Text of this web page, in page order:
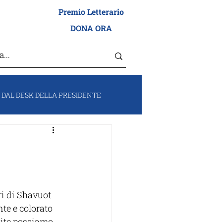
Premio Letterario
DONA ORA
DAL DESK DELLA PRESIDENTE
VOCI DA ISRAELE
di Shavuot
e colorato